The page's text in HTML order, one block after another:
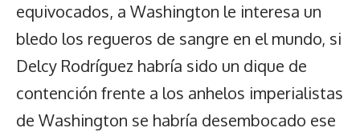
equivocados, a Washington le interesa un
bledo los regueros de sangre en el mundo, si
Delcy Rodríguez habría sido un dique de
contención frente a los anhelos imperialistas
de Washington se habría desembocado ese